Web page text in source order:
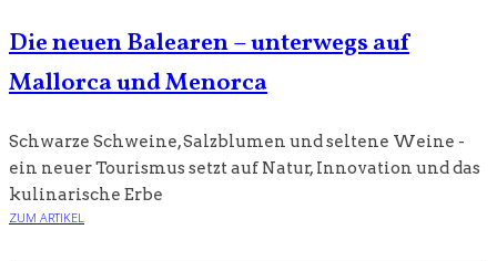
Die neuen Balearen – unterwegs auf
Mallorca und Menorca
Schwarze Schweine, Salzblumen und seltene Weine -
ein neuer Tourismus setzt auf Natur, Innovation und das
kulinarische Erbe
ZUM ARTIKEL